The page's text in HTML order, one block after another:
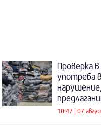
Проверка
употреба
10:47 | 07